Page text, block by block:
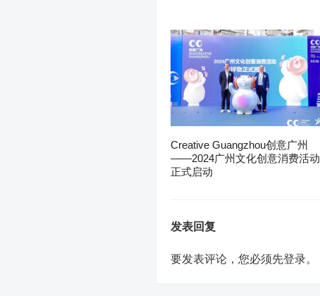
Creative Guangzhou创意广州
——2024广州文化创意消费活动
正式启动
发表回复
要发表评论，您必须先登录。